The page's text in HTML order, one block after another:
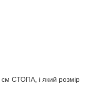
см СТОПА, і який розмір